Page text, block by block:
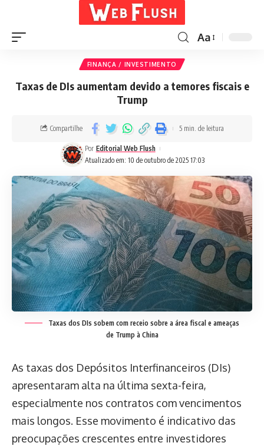
Aa
FINANÇA / INVESTIMENTO
Taxas de DIs aumentam devido a temores fiscais e
Trump
Atualizado em: 10 de outubro de 2025 17:03
Por Editorial Web Flush
Compartilhe 5 min. de leitura
Taxas dos DIs sobem com receio sobre a área fiscal e ameaças
de Trump à China
As taxas dos Depósitos Interfinanceiros (DIs)
apresentaram alta na última sexta-feira,
especialmente nos contratos com vencimentos
mais longos. Esse movimento é indicativo das
preocupações crescentes entre investidores